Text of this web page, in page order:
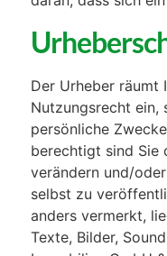
Der Urheber räumt
Nutzungsrecht ein,
persönliche
berechtigt sind Sie
verändern und/
selbst zu
anders vermerkt,
Texte, Bilder,